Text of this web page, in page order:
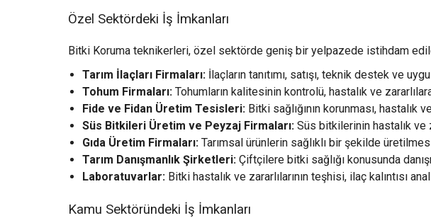
Özel Sektördeki İş İmkanları
Bitki Koruma teknikerleri, özel sektörde geniş bir yelpazede istihdam
Tarım İlaçları Firmaları: İlaçların tanıtımı, satışı, teknik destek ve
Tohum Firmaları: Tohumların kalitesinin kontrolü, hastalık ve
Fide ve Fidan Üretim Tesisleri: Bitki sağlığının korunması, hastalık
Süs Bitkileri Üretim ve Peyzaj Firmaları: Süs bitkilerinin hastalık ve
Gıda Üretim Firmaları: Tarımsal ürünlerin sağlıklı bir şekilde
Tarım Danışmanlık Şirketleri: Çiftçilere bitki sağlığı konusunda
Laboratuvarlar: Bitki hastalık ve zararlılarının teşhisi, ilaç kalıntısı
Kamu Sektöründeki İş İmkanları